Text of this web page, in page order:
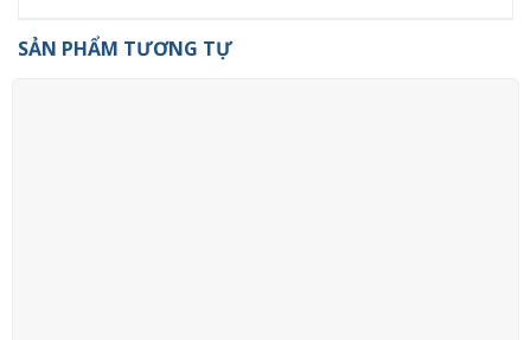
SẢN PHẨM TƯƠNG TỰ